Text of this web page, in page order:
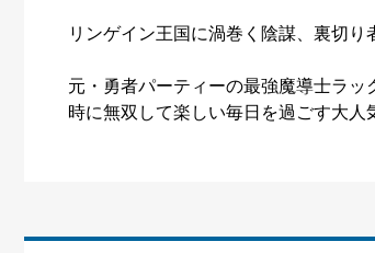
リンゲイン王国に渦巻く陰謀、裏切
元・勇者パーティーの最強魔導士ラッ
時に無双して楽しい毎日を過ごす大人